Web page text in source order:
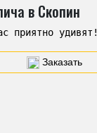
в Скопин
приятно удивят!
Заказать